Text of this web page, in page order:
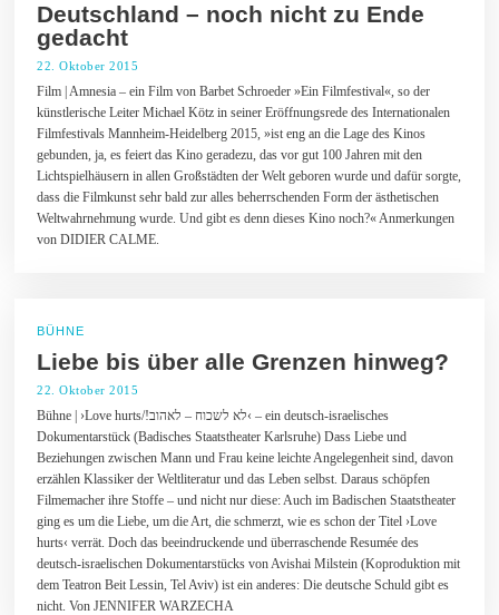
Deutschland – noch nicht zu Ende
gedacht
22. Oktober 2015
.
O
k
b
e
r
2
Film | Amnesia – ein Film von Barbet Schroeder »Ein Filmfestival«, so der
künstlerische Leiter Michael Kötz in seiner Eröffnungsrede des Internationalen
Filmfestivals Mannheim-Heidelberg 2015, »ist eng an die Lage des Kinos
gebunden, ja, es feiert das Kino geradezu, das vor gut 100 Jahren mit den
Lichtspielhäusern in allen Großstädten der Welt geboren wurde und dafür sorgte,
dass die Filmkunst sehr bald zur alles beherrschenden Form der ästhetischen
Weltwahrnehmung wurde. Und gibt es denn dieses Kino noch?« Anmerkungen
von DIDIER CALME.
BÜHNE
Liebe bis über alle Grenzen hinweg?
22. Oktober 2015
.
O
k
t
b
e
r
1
5
Bühne | ›Love hurts/!לא לשכוח – לאהוב‹ – ein deutsch-israelisches
Dokumentarstück (Badisches Staatstheater Karlsruhe) Dass Liebe und
Beziehungen zwischen Mann und Frau keine leichte Angelegenheit sind, davon
erzählen Klassiker der Weltliteratur und das Leben selbst. Daraus schöpfen
Filmemacher ihre Stoffe – und nicht nur diese: Auch im Badischen Staatstheater
ging es um die Liebe, um die Art, die schmerzt, wie es schon der Titel ›Love
hurts‹ verrät. Doch das beeindruckende und überraschende Resumée des
deutsch-israelischen Dokumentarstücks von Avishai Milstein (Koproduktion mit
dem Teatron Beit Lessin, Tel Aviv) ist ein anderes: Die deutsche Schuld gibt es
nicht. Von JENNIFER WARZECHA